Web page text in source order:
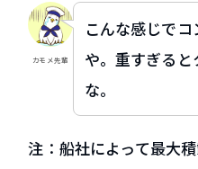
カモメ先輩
こんな感じで
や。重すぎる
な。
注：船社によって最大